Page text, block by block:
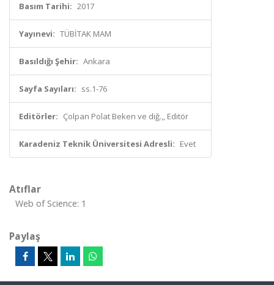
Basım Tarihi: 2017
Yayınevi: TÜBİTAK MAM
Basıldığı Şehir: Ankara
Sayfa Sayıları: ss.1-76
Editörler: Çolpan Polat Beken ve diğ.,, Editör
Karadeniz Teknik Üniversitesi Adresli: Evet
Atıflar
Web of Science: 1
Paylaş